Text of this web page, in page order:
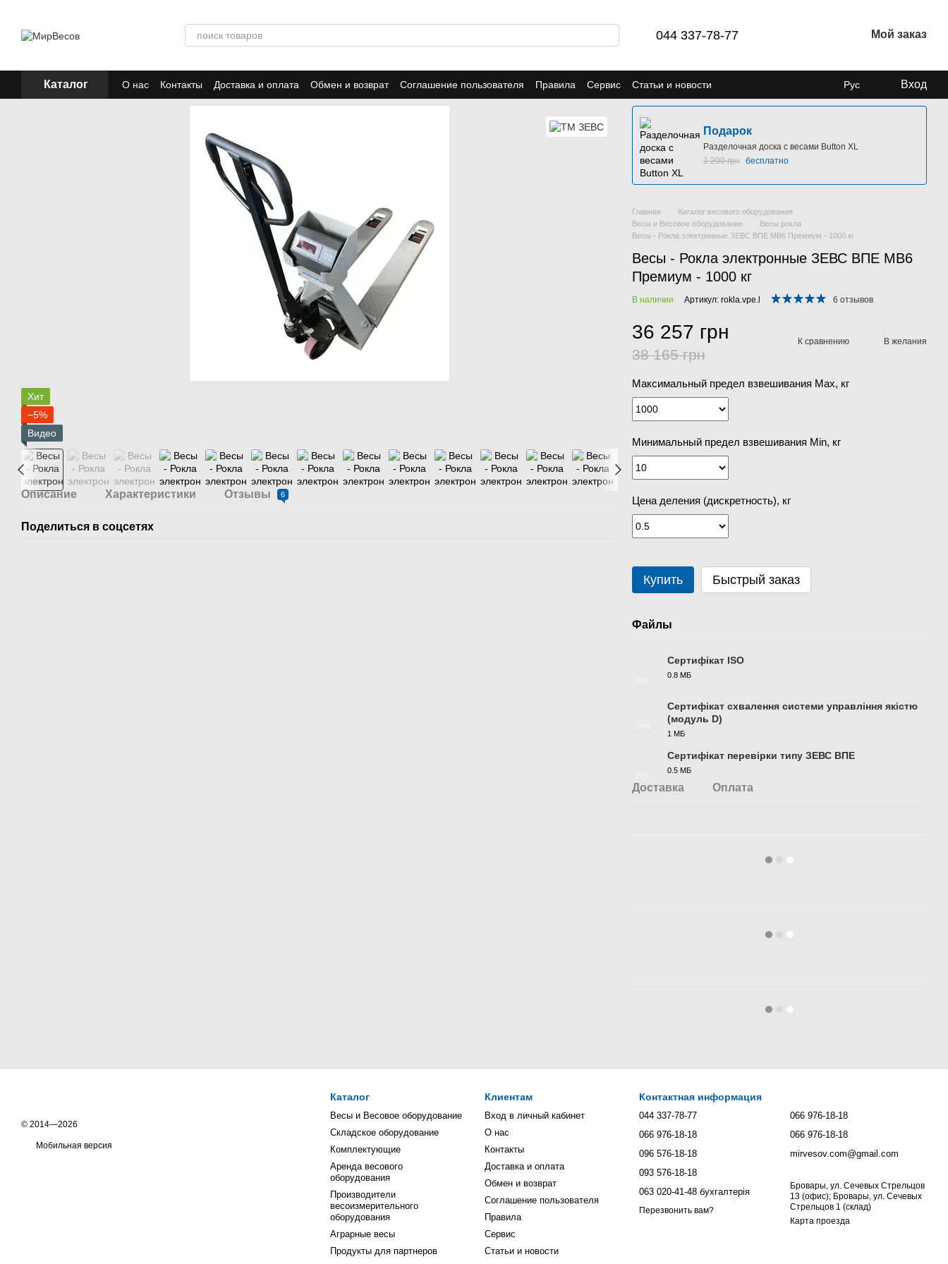
044 337-78-77 Мой заказ
Каталог О нас Контакты Доставка и оплата Обмен и возврат Соглашение пользователя Правила Сервис
Статьи и новости
Отзывы
Акции
Рус Вход
Хит
−5%
Видео
Описание Характеристики Отзывы 6
Поделиться в соцсетях
Подарок
Разделочная доска с весами Button XL
1 200 грн бесплатно
Главная
Каталог весового оборудования
Весы и Весовое оборудование
Весы рокла
Весы - Рокла электронные ЗЕВС ВПЕ МВ6 Премиум - 1000 кг
Весы - Рокла электронные ЗЕВС ВПЕ МВ6
Премиум - 1000 кг
В наличии Артикул: rokla.vpe.l 6 отзывов
36 257 грн
38 165 грн
К сравнению В желания
Максимальный предел взвешивания Мах, кг
Минимальный предел взвешивания Min, кг
Цена деления (дискретность), кг
Купить Быстрый заказ
Файлы
Сертифікат ISO
0.8 МБ
Сертифікат схвалення системи управління якістю
(модуль D)
1 МБ
Сертифікат перевірки типу ЗЕВС ВПЕ
0.5 МБ
Доставка Оплата
© 2014—2026
Мобильная версия
Каталог
Весы и Весовое оборудование
Складское оборудование
Комплектующие
Аренда весового
оборудования
Производители
весоизмерительного
оборудования
Аграрные весы
Продукты для партнеров
Клиентам
Вход в личный кабинет
О нас
Контакты
Доставка и оплата
Обмен и возврат
Соглашение пользователя
Правила
Сервис
Статьи и новости
Контактная информация
044 337-78-77
066 976-18-18
096 576-18-18
093 576-18-18
063 020-41-48 бухгалтерія
Перезвонить вам?
066 976-18-18
066 976-18-18
mirvesov.com@gmail.com
Бровары, ул. Сечевых Стрельцов
13 (офис); Бровары, ул. Сечевых
Стрельцов 1 (склад)
Карта проезда